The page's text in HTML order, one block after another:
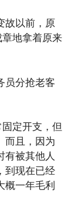
故以前，原
地拿着原来
员分抢老客
定开支，但
而且，因为
有被其他人
到现在已经
概一年毛利